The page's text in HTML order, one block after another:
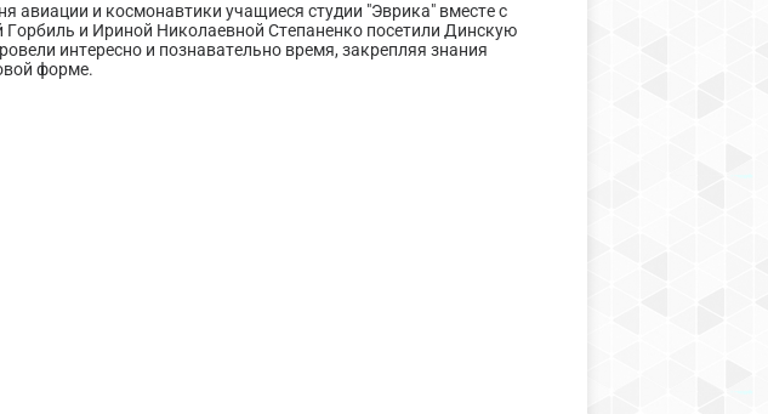
авиации и космонавтики учащиеся студии "Эврика" вместе с
и Ириной Николаевной Степаненко посетили Динскую
интересно и познавательно время, закрепляя знания
форме.